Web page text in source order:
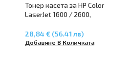
Тонер касета за HP Color
LaserJet 1600 / 2600,
28,84 € (56.41 лв)
Добавяне В Количката